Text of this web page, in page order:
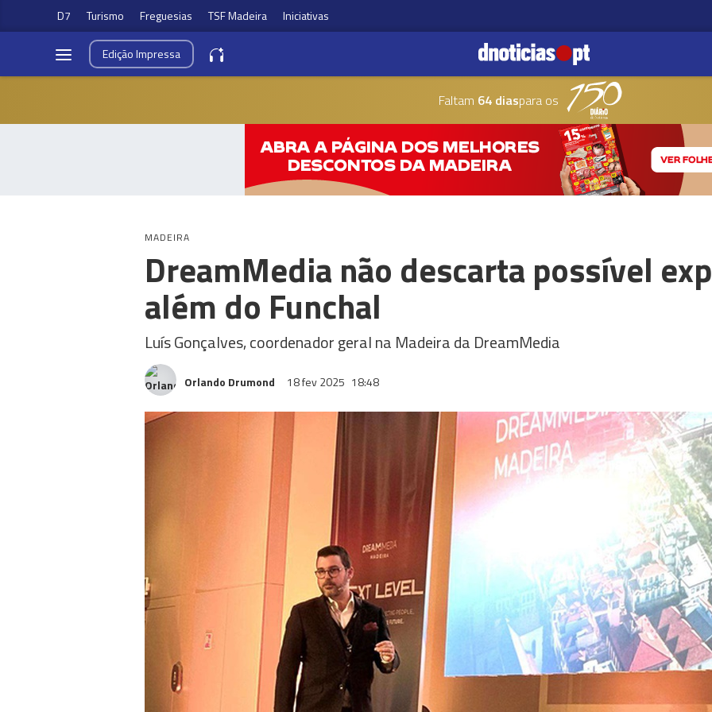
D7 Turismo Freguesias TSF Madeira Iniciativas
EdiçãoImpressa
Faltam 64 diaspara os
MADEIRA
DreamMedia não descarta possível
além do Funchal
Luís Gonçalves, coordenador geral na Madeira da DreamMedia
Orlando Drumond 18 fev 2025 18:48